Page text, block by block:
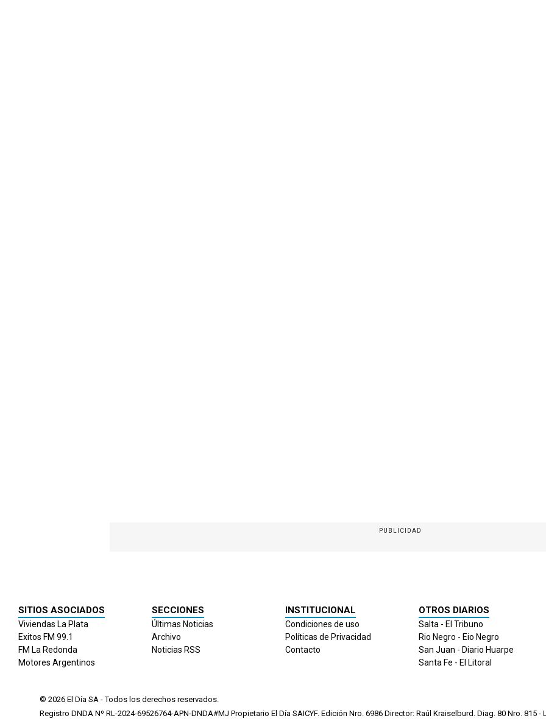
PUBLICIDAD
SITIOS ASOCIADOS
Viviendas La Plata
Exitos FM 99.1
FM La Redonda
Motores Argentinos
SECCIONES
Últimas Noticias
Archivo
Noticias RSS
INSTITUCIONAL
Condiciones de uso
Políticas de Privacidad
Contacto
OTROS DIARIOS
Salta - El Tribuno
Rio Negro - Eio Negro
San Juan - Diario Huarpe
Santa Fe - El Litoral
© 2026 El Día SA - Todos los derechos reservados.
Registro DNDA Nº RL-2024-69526764-APN-DNDA#MJ Propietario El Día SAICYF. Edición Nro. 6986 Director: Raúl Kraiselburd. Diag. 80 Nro. 815 -